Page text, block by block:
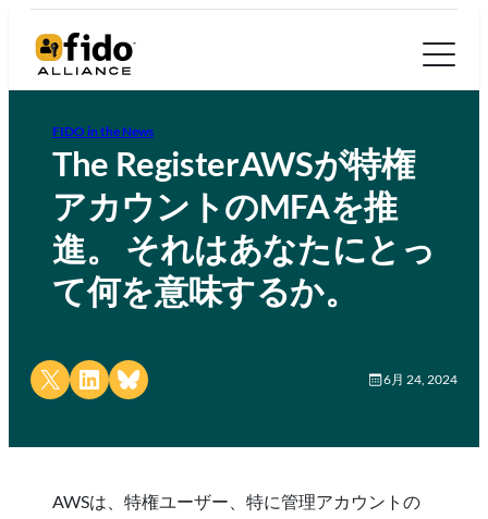
FIDO in the News
The RegisterAWSが特権
アカウントのMFAを推
進。 それはあなたにとっ
て何を意味するか。
Share on X Share on LinkedIn
Share on Bluesky 6月 24, 2024
AWSは、特権ユーザー、特に管理アカウントの